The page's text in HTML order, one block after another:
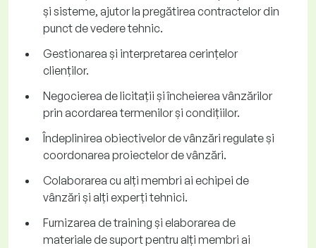
și sisteme, ajutor la pregătirea contractelor din
punct de vedere tehnic.
Gestionarea și interpretarea cerințelor
clienților.
Negocierea de licitații și încheierea vânzărilor
prin acordarea termenilor și condițiilor.
Îndeplinirea obiectivelor de vânzări regulate și
coordonarea proiectelor de vânzări.
Colaborarea cu alți membri ai echipei de
vânzări și alți experți tehnici.
Furnizarea de training și elaborarea de
materiale de suport pentru alți membri ai